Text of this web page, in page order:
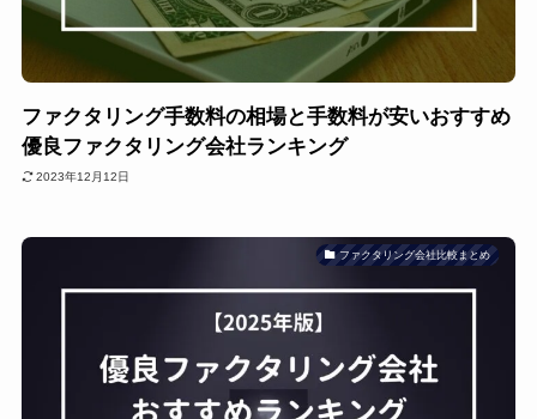
ファクタリング手数料の相場と手数料が安いおすすめ
優良ファクタリング会社ランキング
2023年12月12日
ファクタリング会社比較まとめ